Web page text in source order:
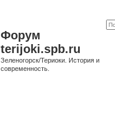
Форум
terijoki.spb.ru
Зеленогорск/Териоки. История и
современность.